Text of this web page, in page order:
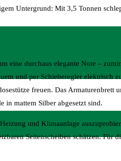
Untergrund: Mit 3,5 Tonnen
eine durchaus elegante Note –
und per Schieberegler elektrisch
freuen. Das Armaturenbrett
in mattem Silber abgesetzt sind.
und Klimaanlage
Seitenscheiben schätzen. Für